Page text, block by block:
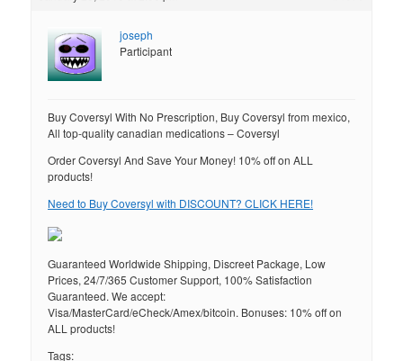
joseph
Participant
Buy Coversyl With No Prescription, Buy Coversyl from mexico,
All top-quality canadian medications – Coversyl
Order Coversyl And Save Your Money! 10% off on ALL
products!
Need to Buy Coversyl with DISCOUNT? CLICK HERE!
Guaranteed Worldwide Shipping, Discreet Package, Low
Prices, 24/7/365 Customer Support, 100% Satisfaction
Guaranteed. We accept:
Visa/MasterCard/eCheck/Amex/bitcoin. Bonuses: 10% off on
ALL products!
Tags: